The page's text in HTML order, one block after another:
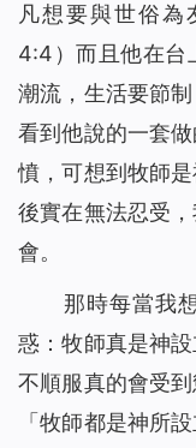
凡想要與世俗為
4:4）而且他在台
潮流，生活要節
看到他說的一套
憤，可想到牧師
後實在無法忍受
會。
那時每當我
惑：牧師真是神
不順服真的會受
「牧師都是神所